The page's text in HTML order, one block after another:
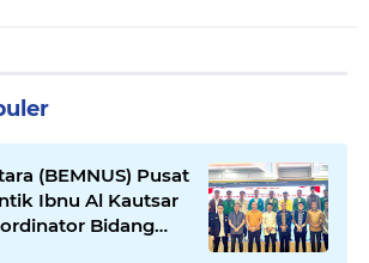
(BEMNUS) Pusat
Ibnu Al Kautsar
Bidang
Periode